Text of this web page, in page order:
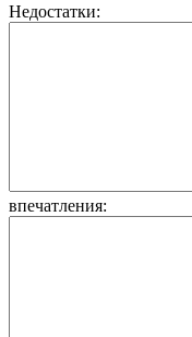
Недостатки:
впечатления: